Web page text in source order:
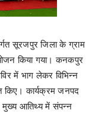
सूरजपुर जिला के ग्राम
किया गया। कनकपुर
में भाग लेकर विभिन्न
किए। कार्यक्रम जनपद
मुख्य आतिथ्य में संपन्न